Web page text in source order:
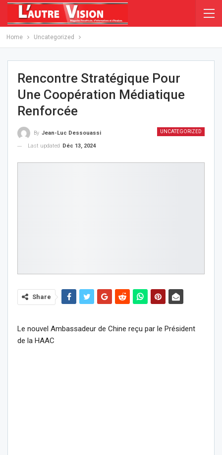
Home Uncategorized
Rencontre Stratégique Pour
Une Coopération Médiatique
Renforcée
UNCATEGORIZED
By Jean-Luc Dessouassi
Last updated
Déc 13, 2024
Share
Le nouvel Ambassadeur de Chine reçu par le Président
de la HAAC